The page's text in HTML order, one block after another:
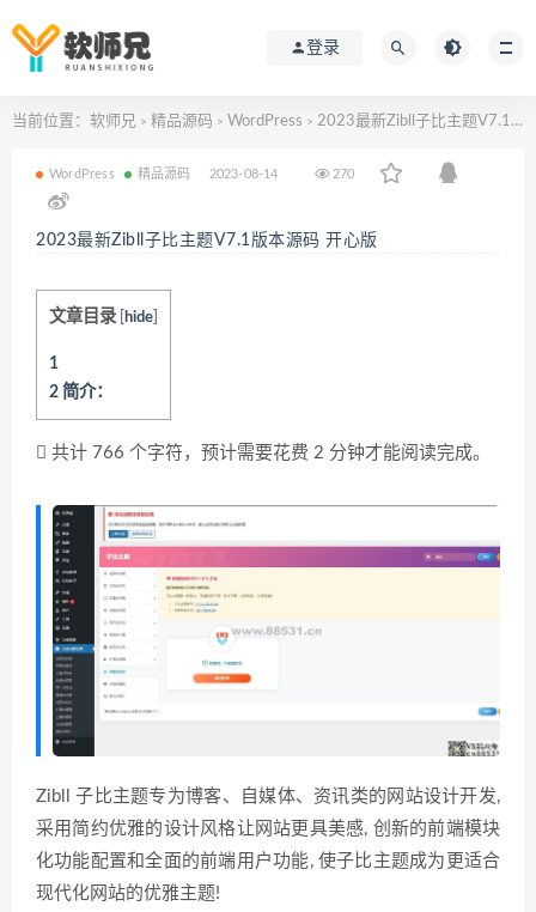
登录
当前位置： 软师兄 > 精品源码 > WordPress > 2023最新Zibll子比主题V7.1版本源码 开心版
WordPress 精品源码 2023-08-14 270
2023最新Zibll子比主题V7.1版本源码 开心版
文章目录 hide
1
2 简介：
共计 766 个字符，预计需要花费 2 分钟才能阅读完成。
Zibll 子比主题专为博客、自媒体、资讯类的网站设计开发,
采用简约优雅的设计风格让网站更具美感, 创新的前端模块
化功能配置和全面的前端用户功能, 使子比主题成为更适合
现代化网站的优雅主题!